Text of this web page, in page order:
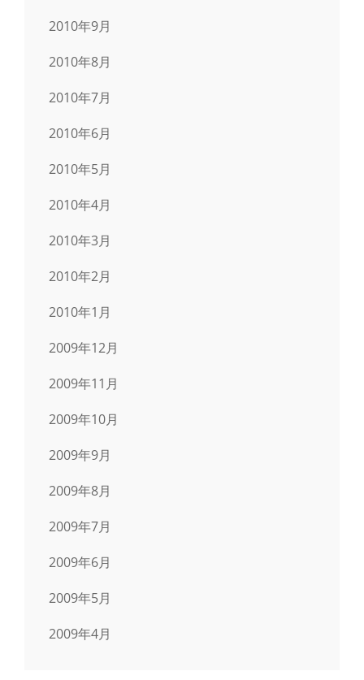
2010年9月
2010年8月
2010年7月
2010年6月
2010年5月
2010年4月
2010年3月
2010年2月
2010年1月
2009年12月
2009年11月
2009年10月
2009年9月
2009年8月
2009年7月
2009年6月
2009年5月
2009年4月